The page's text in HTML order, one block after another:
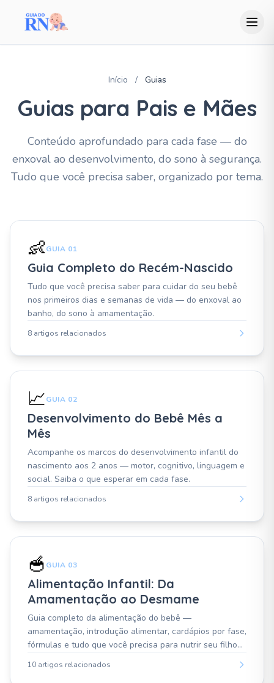
Início / Guias
Guias para Pais e Mães
Conteúdo aprofundado para cada fase — do
enxoval ao desenvolvimento, do sono à segurança.
Tudo que você precisa saber, organizado por tema.
👶GUIA 01
Guia Completo do Recém-Nascido
Tudo que você precisa saber para cuidar do seu bebê
nos primeiros dias e semanas de vida — do enxoval ao
banho, do sono à amamentação.
8 artigos relacionados
📈GUIA 02
Desenvolvimento do Bebê Mês a
Mês
Acompanhe os marcos do desenvolvimento infantil do
nascimento aos 2 anos — motor, cognitivo, linguagem e
social. Saiba o que esperar em cada fase.
8 artigos relacionados
🥣 GUIA 03
Alimentação Infantil: Da
Amamentação ao Desmame
Guia completo da alimentação do bebê —
amamentação, introdução alimentar, cardápios por fase,
fórmulas e tudo que você precisa para nutrir seu filho
10 artigos relacionados